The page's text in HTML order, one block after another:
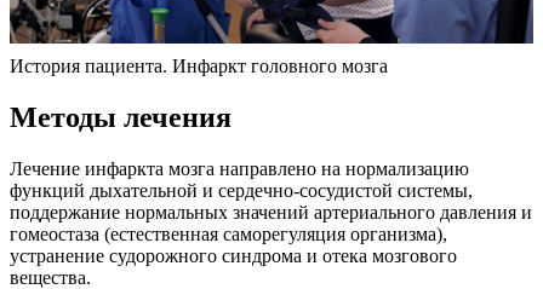
История пациента. Инфаркт головного мозга
Методы лечения
Лечение инфаркта мозга направлено на нормализацию
функций дыхательной и сердечно-сосудистой системы,
поддержание нормальных значений артериального давления и
гомеостаза (естественная саморегуляция организма),
устранение судорожного синдрома и отека мозгового
вещества.